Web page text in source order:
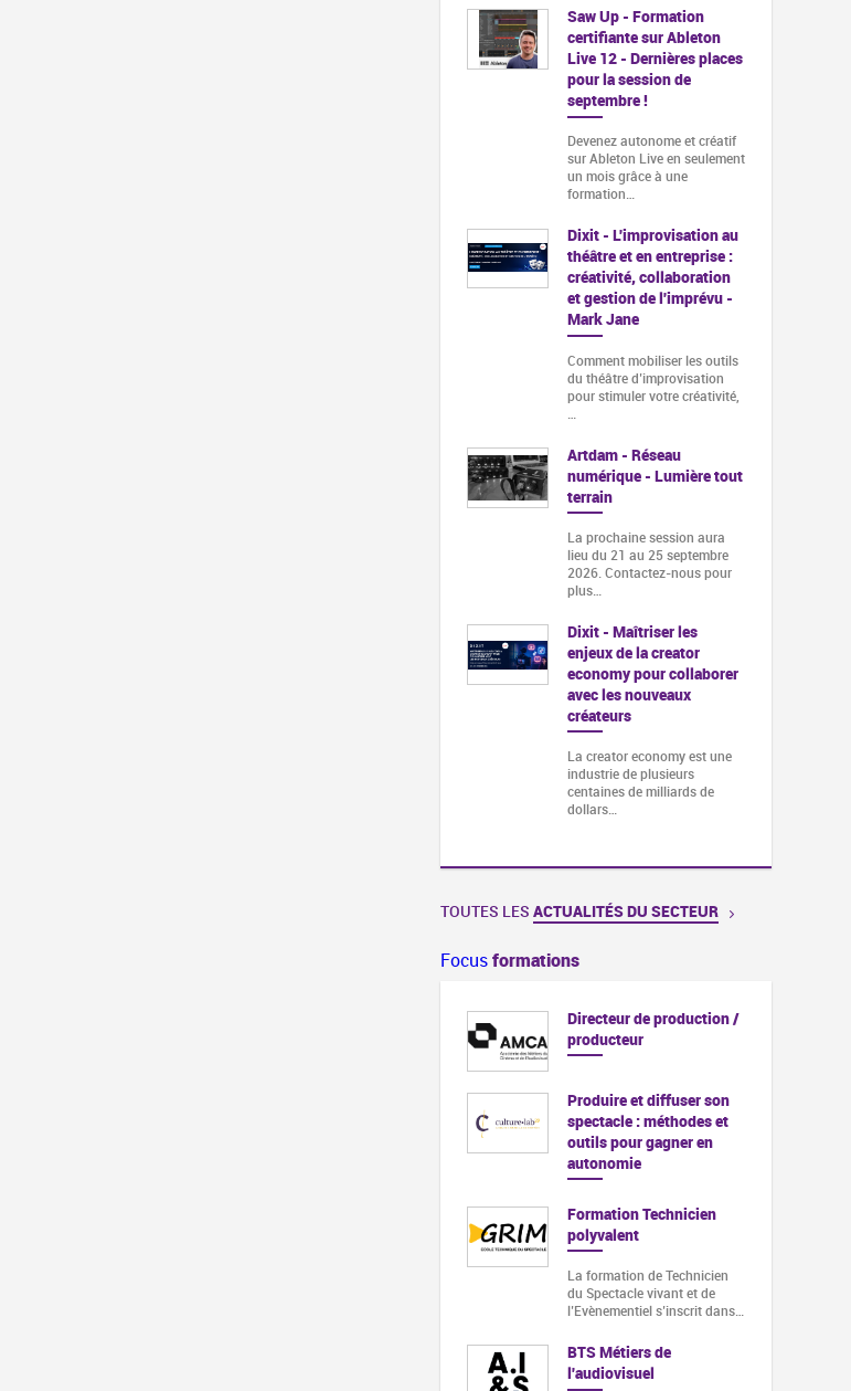
Saw Up - Formation
certifiante sur Ableton
Live 12 - Dernières places
pour la session de
septembre !
Devenez autonome et créatif
sur Ableton Live en seulement
un mois grâce à une
formation…
Dixit - L'improvisation au
théâtre et en entreprise :
créativité, collaboration
et gestion de l'imprévu -
Mark Jane
Comment mobiliser les outils
du théâtre d’improvisation
pour stimuler votre créativité,
Artdam - Réseau
numérique - Lumière tout
terrain
La prochaine session aura
lieu du 21 au 25 septembre
2026. Contactez-nous pour
plus…
Dixit - Maîtriser les
enjeux de la creator
economy pour collaborer
avec les nouveaux
créateurs
La creator economy est une
industrie de plusieurs
centaines de milliards de
dollars…
TOUTES LES ACTUALITÉS DU SECTEUR
Focusformations
Directeur de production /
producteur
Produire et diffuser son
spectacle : méthodes et
outils pour gagner en
autonomie
Formation Technicien
polyvalent
La formation de Technicien
du Spectacle vivant et de
l’Evènementiel s’inscrit dans…
BTS Métiers de
l'audiovisuel